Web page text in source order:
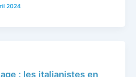
2024
: les italianistes en